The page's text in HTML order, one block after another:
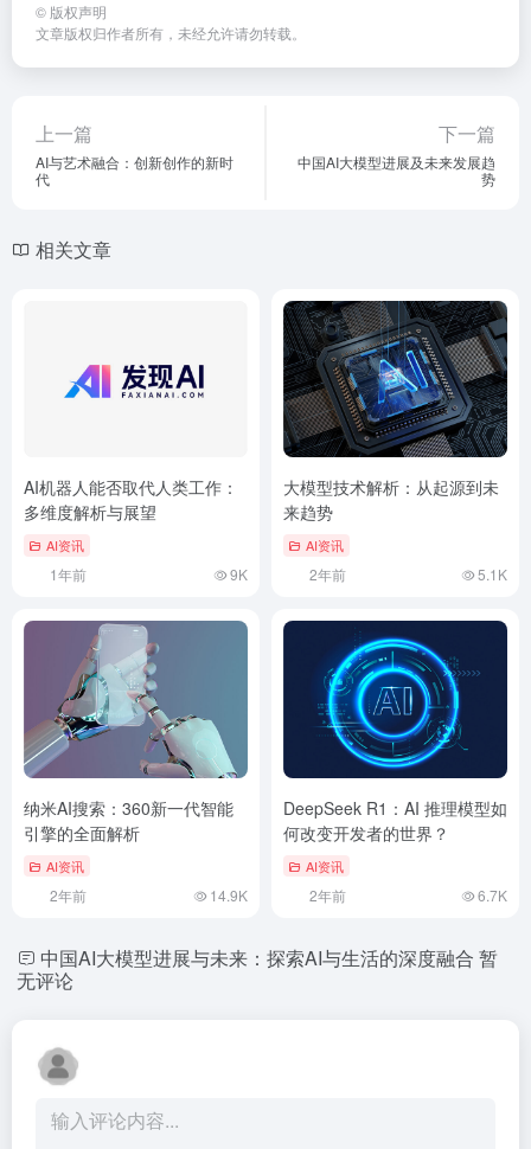
© 版权声明
文章版权归作者所有，未经允许请勿转载。
上一篇
AI与艺术融合：创新创作的新时
代
下一篇
中国AI大模型进展及未来发展趋
势
相关文章
AI机器人能否取代人类工作：
多维度解析与展望
AI资讯
1年前 9K
大模型技术解析：从起源到未
来趋势
AI资讯
2年前 5.1K
纳米AI搜索：360新一代智能
引擎的全面解析
AI资讯
2年前 14.9K
DeepSeek R1：AI 推理模型如
何改变开发者的世界？
AI资讯
2年前 6.7K
中国AI大模型进展与未来：探索AI与生活的深度融合 暂
无评论